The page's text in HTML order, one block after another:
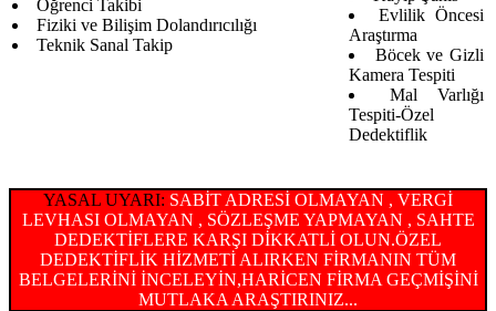
Öğrenci Takibi
Fiziki ve Bilişim Dolandırıcılığı
Teknik Sanal Takip
Evlilik Öncesi
Araştırma
Böcek ve Gizli
Kamera Tespiti
Mal Varlığı
Tespiti-Özel
Dedektiflik
YASAL UYARI: SABİT ADRESİ OLMAYAN , VERGİ
LEVHASI OLMAYAN , SÖZLEŞME YAPMAYAN , SAHTE
DEDEKTİFLERE KARŞI DİKKATLİ OLUN.ÖZEL
DEDEKTİFLİK HİZMETİ ALIRKEN FİRMANIN TÜM
BELGELERİNİ İNCELEYİN,HARİCEN FİRMA GEÇMİŞİNİ
MUTLAKA ARAŞTIRINIZ...